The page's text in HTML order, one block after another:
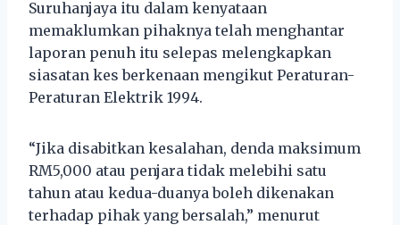
Suruhanjaya itu dalam kenyataan
memaklumkan pihaknya telah menghantar
laporan penuh itu selepas melengkapkan
siasatan kes berkenaan mengikut Peraturan-
Peraturan Elektrik 1994.
“Jika disabitkan kesalahan, denda maksimum
RM5,000 atau penjara tidak melebihi satu
tahun atau kedua-duanya boleh dikenakan
terhadap pihak yang bersalah,” menurut